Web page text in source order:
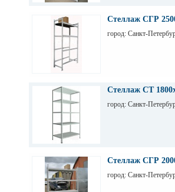
Стеллаж СГР
город: Санкт-
Стеллаж СТ
город: Санкт-
Стеллаж СГР
город: Санкт-